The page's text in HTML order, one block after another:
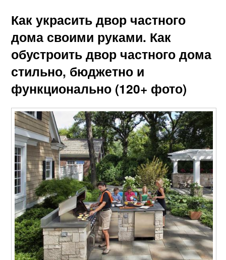
Как украсить двор частного
дома своими руками. Как
обустроить двор частного дома
стильно, бюджетно и
функционально (120+ фото)